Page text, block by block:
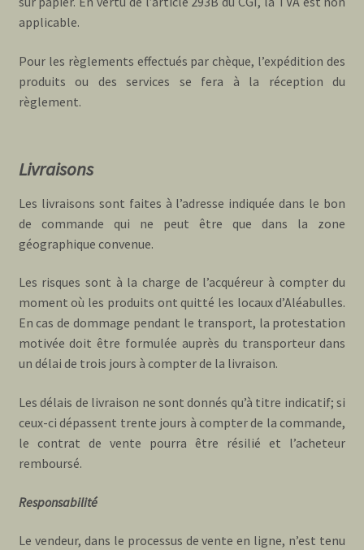
applicable.
Pour les règlements effectués par chèque, l’expédition des
produits ou des services se fera à la réception du
règlement.
Livraisons
Les livraisons sont faites à l’adresse indiquée dans le bon
de commande qui ne peut être que dans la zone
géographique convenue.
Les risques sont à la charge de l’acquéreur à compter du
moment où les produits ont quitté les locaux d’Aléabulles.
En cas de dommage pendant le transport, la protestation
motivée doit être formulée auprès du transporteur dans
un délai de trois jours à compter de la livraison.
Les délais de livraison ne sont donnés qu’à titre indicatif; si
ceux-ci dépassent trente jours à compter de la commande,
le contrat de vente pourra être résilié et l’acheteur
remboursé.
Responsabilité
Le vendeur, dans le processus de vente en ligne, n’est tenu